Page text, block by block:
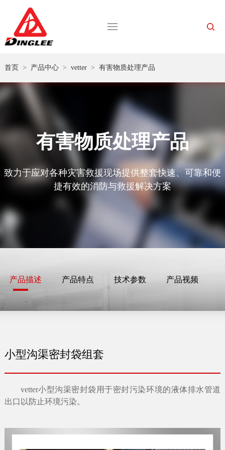
首页 > 产品中心> vetter> 有害物质处理产品
有害物质处理产品
致力于应对各种灾害救援现场提供整套快速、可靠和便
捷有效的消防与救援解决方案
产品描述 产品特点 技术参数 产品视频
小型沟渠密封袋组套
vetter小型沟渠密封袋用于密封污染环境的液体排水管道
出口以防止环境污染。